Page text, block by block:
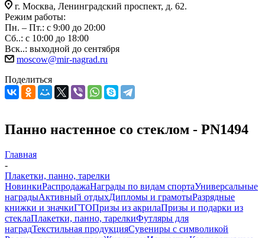
г. Москва, Ленинградский проспект, д. 62.
Режим работы:
Пн. – Пт.: с 9:00 до 20:00
Сб..: с 10:00 до 18:00
Вск..: выходной до сентября
moscow@mir-nagrad.ru
Поделиться
Панно настенное со стеклом - PN1494
Главная
-
Плакетки, панно, тарелки
НовинкиРаспродажаНаграды по видам спортаУниверсальные
наградыАктивный отдыхДипломы и грамотыРазрядные
книжки и значкиГТОПризы из акрилаПризы и подарки из
стеклаПлакетки, панно, тарелкиФутляры для
наградТекстильная продукцияСувениры с символикой